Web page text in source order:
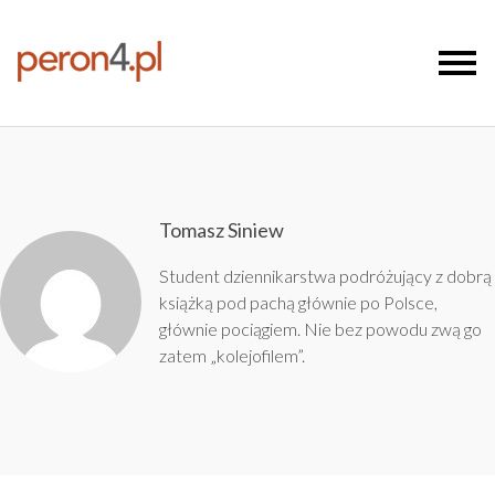
Tomasz Siniew
Student dziennikarstwa podróżujący z dobrą
książką pod pachą głównie po Polsce,
głównie pociągiem. Nie bez powodu zwą go
zatem „kolejofilem”.